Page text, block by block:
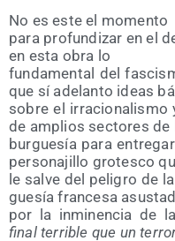
No es este el momento
para pro­fun­di­zar en el
en esta obra lo
fun­da­men­tal del
que sí ade­lan­to ideas
sobre el irra­cio­na­lis­mo
de amplios sec­to­res de
bur­gue­sía para
per­so­na­ji­llo gro­tes­co
le sal­ve del peli­gro de
gue­sía fran­ce­sa
por la inmi­nen­cia de
final terri­ble que un